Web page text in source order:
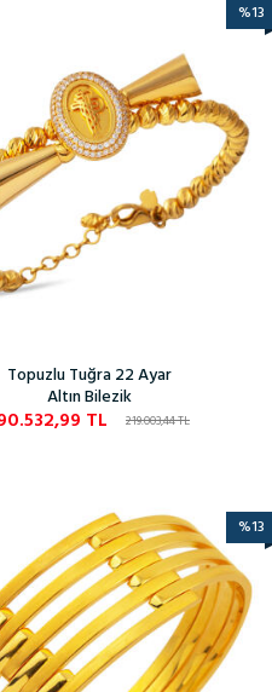
%13
Topuzlu Tuğra 22 Ayar
Altın Bilezik
219.003,44TL
TL
%13